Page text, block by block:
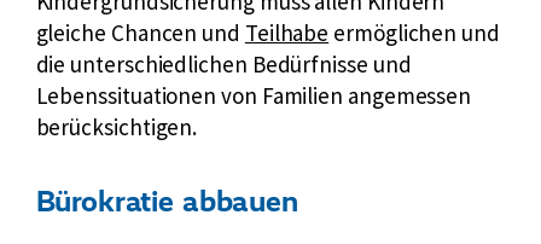
i
e
b
e
k
m
p
gleiche Chancen und Teilhabe ermöglichen und
die unterschiedlichen Bedürfnisse und
Lebenssituationen von Familien angemessen
berücksichtigen.
Bürokratie abbauen